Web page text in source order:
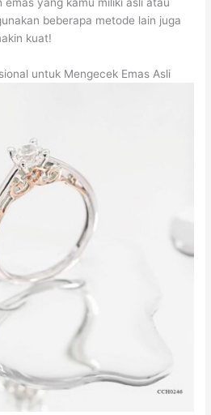
beberapa metode lain juga
kuat!
untuk Mengecek Emas Asli